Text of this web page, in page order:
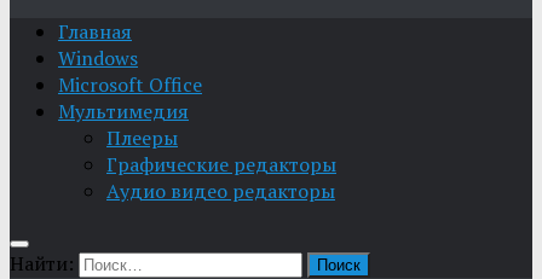
Главная
Windows
Microsoft Office
Мультимедия
Плееры
Графические редакторы
Aудио видео редакторы
Найти: